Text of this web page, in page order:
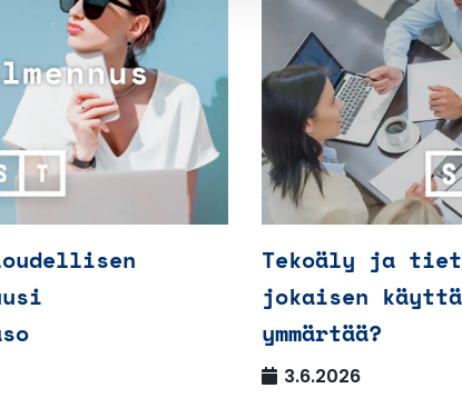
Tekoäly ja
jokaisen
ymmärtää?
3.6.2026